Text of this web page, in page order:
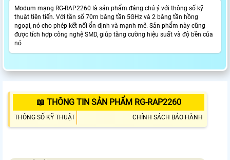
Modum mạng RG-RAP2260 là sản phẩm đáng chú ý với thông số kỹ
thuật tiên tiến. Với tần số 70m băng tần 5GHz và 2 băng tần hồng
ngoại, nó cho phép kết nối ổn định và mạnh mẽ. Sản phẩm này cũng
được tích hợp công nghệ SMD, giúp tăng cường hiệu suất và độ bền của
nó
📖 THÔNG TIN SẢN PHẨM RG-RAP2260
THÔNG SỐ KỸ THUẬT CHÍNH SÁCH BẢO HÀNH